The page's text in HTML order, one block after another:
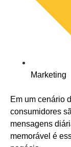
Marketing
Em um cenário
consumidores
mensagens
memorável é